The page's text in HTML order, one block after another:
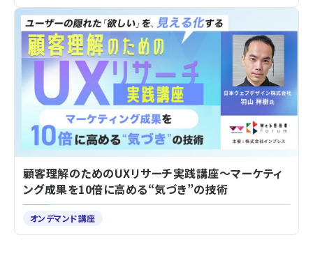
顧客理解のためのUXリサーチ実践講座～マーケティ
ング成果を10倍に高める“気づき”の技術
オンデマンド講座